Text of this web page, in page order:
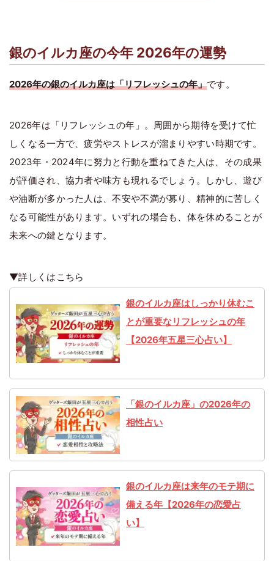
銀のイルカ座の今年 2026年の運勢
2026年の銀のイルカ座は「リフレッシュの年」です。
2026年は「リフレッシュの年」。周囲から期待を受けて忙
しくなる一方で、疲労やストレスが溜まりやすい時期です。
2023年・2024年に努力と行動を重ねてきた人は、その成果
が評価され、協力者や味方も現れるでしょう。しかし、遊び
や油断が多かった人は、不安や不満が募り、精神的に苦しく
なる可能性があります。いずれの場合も、体を休めることが
未来への鍵となります。
▼詳しくはこちら
銀のイルカ座はしっかり休むこ
とが重要なリフレッシュの年
【2026年五星三心占い】
「銀のイルカ座」の2026年の
相性占い
銀のイルカ座は来年のモテ期に
備える年【2026年の恋愛占
い】